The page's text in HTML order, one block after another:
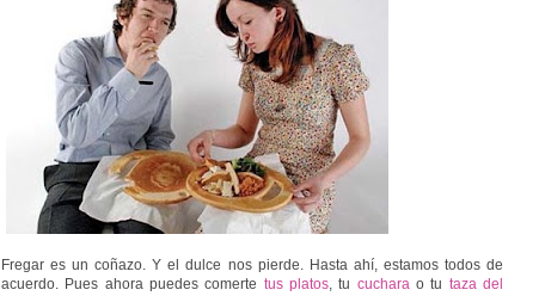
Fregar es un coñazo. Y el dulce nos pierde. Hasta ahí, estamos todos de
acuerdo. Pues ahora puedes comerte tus platos, tu cucharao tu taza del